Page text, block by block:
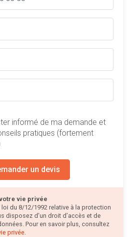
informé de ma demande et
pratiques (fortement
un devis
vie privée
du 8/12/1992 relative à la protection
disposez d’un droit d’accès et de
Pour en savoir plus, consultez
privée.